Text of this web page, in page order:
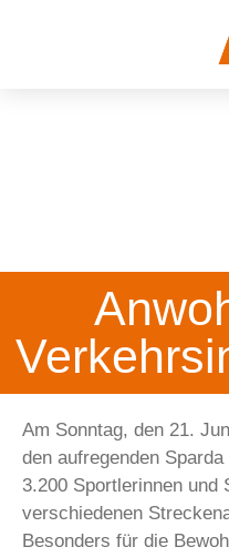
Am Sonntag, den 21.
den aufregenden
3.200 Sportlerinnen und
verschiedenen
Besonders für die